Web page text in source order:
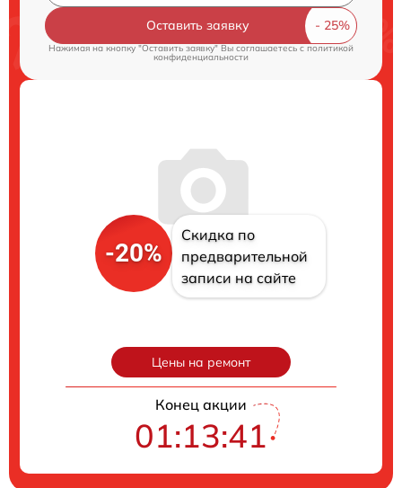
Оставить заявку
Нажимая на кнопку "Оставить заявку" Вы соглашаетесь cполитикой
конфиденциальности
-20%
Скидка по
предварительной
записи на сайте
Цены на ремонт
Конец акции
01:13:41